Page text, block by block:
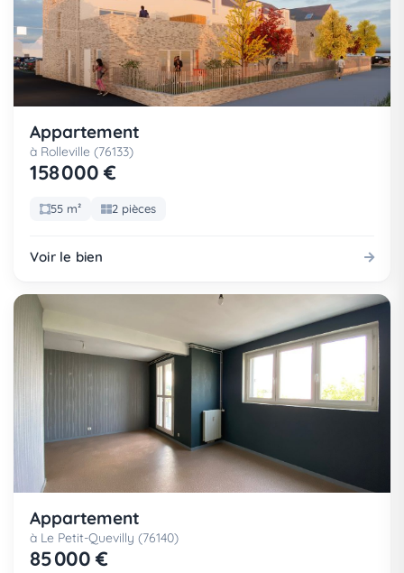
Appartement
à Rolleville (76133)
158 000 €
55 m² 2 pièces
Voir le bien
Appartement
à Le Petit-Quevilly (76140)
85 000 €